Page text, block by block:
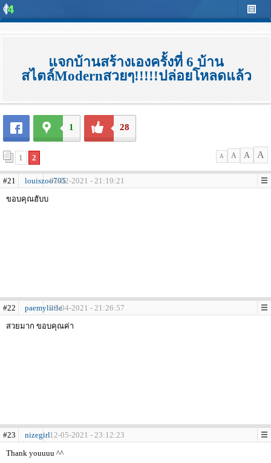
แจกบ้านสร้างเองครั้งที่ 6 บ้าน
สไตล์Modernสวยๆ!!!!!ปล่อยโหลดแล้ว
1 28
1 2 A A A A
#21 louiszoo70501-02-2021 - 21:19:21
ขอบคุณฮับบ
#22 paemylittle28-04-2021 - 21:26:57
สวยมาก ขอบคุณค่า
#23 nizegirl12-05-2021 - 23:12:23
Thank youuuu ^^